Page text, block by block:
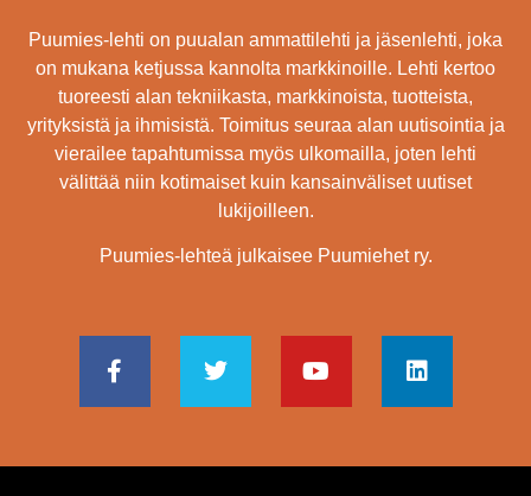
Puumies-lehti on puualan ammattilehti ja jäsenlehti, joka
on mukana ketjussa kannolta markkinoille. Lehti kertoo
tuoreesti alan tekniikasta, markkinoista, tuotteista,
yrityksistä ja ihmisistä. Toimitus seuraa alan uutisointia ja
vierailee tapahtumissa myös ulkomailla, joten lehti
välittää niin kotimaiset kuin kansainväliset uutiset
lukijoilleen.
Puumies-lehteä julkaisee Puumiehet ry.